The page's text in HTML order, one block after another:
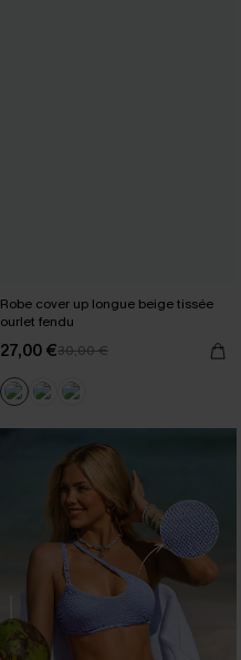
Robe cover up longue beige tissée
ourlet fendu
27,00 €30,00 €